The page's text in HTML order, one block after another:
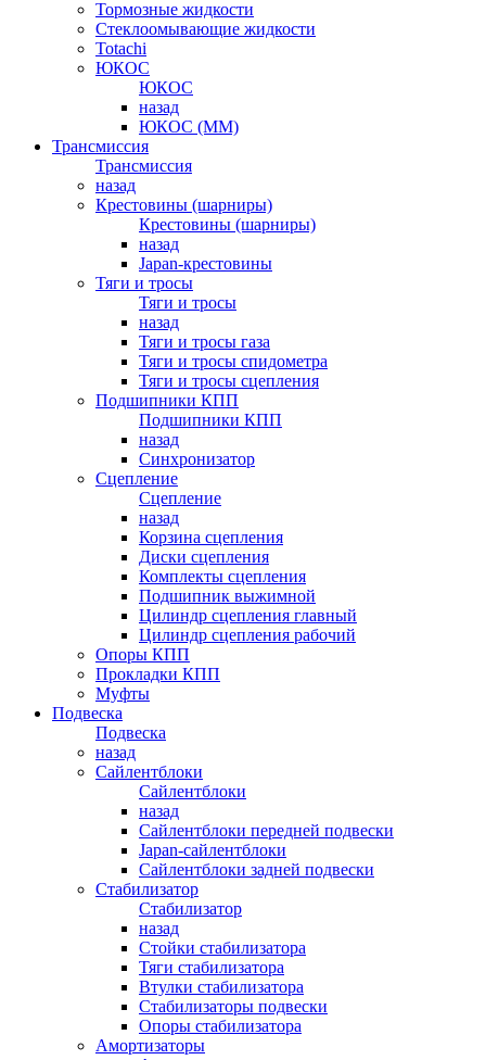
Тормозные жидкости
Стеклоомывающие жидкости
Totachi
ЮКОС
ЮКОС
назад
ЮКОС (ММ)
Трансмиссия
Трансмиссия
назад
Крестовины (шарниры)
Крестовины (шарниры)
назад
Japan-крестовины
Тяги и тросы
Тяги и тросы
назад
Тяги и тросы газа
Тяги и тросы спидометра
Тяги и тросы сцепления
Подшипники КПП
Подшипники КПП
назад
Синхронизатор
Сцепление
Сцепление
назад
Корзина сцепления
Диски сцепления
Комплекты сцепления
Подшипник выжимной
Цилиндр сцепления главный
Цилиндр сцепления рабочий
Опоры КПП
Прокладки КПП
Муфты
Подвеска
Подвеска
назад
Сайлентблоки
Сайлентблоки
назад
Сайлентблоки передней подвески
Japan-сайлентблоки
Сайлентблоки задней подвески
Стабилизатор
Стабилизатор
назад
Стойки стабилизатора
Тяги стабилизатора
Втулки стабилизатора
Стабилизаторы подвески
Опоры стабилизатора
Амортизаторы